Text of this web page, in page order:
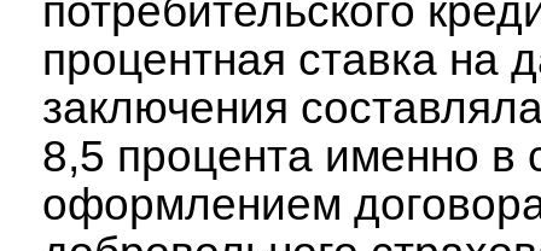
потребительского
процентная ставка на
заключения
8,5 процента именно в
оформлением